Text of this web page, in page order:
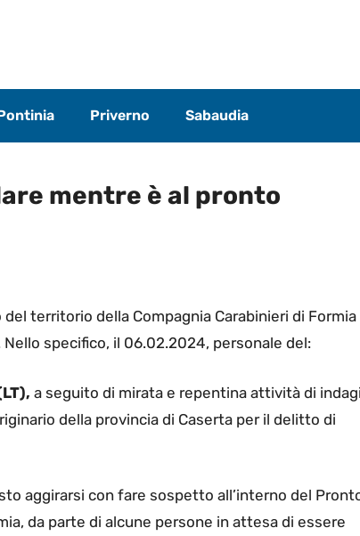
Priverno Sabaudia
mentre è al pronto
territorio della Compagnia Carabinieri di Formia
specifico, il 06.02.2024, personale del:
a seguito di mirata e repentina attività di
della provincia di Caserta per il delitto di
aggirarsi con fare sospetto all’interno del
da parte di alcune persone in attesa di essere